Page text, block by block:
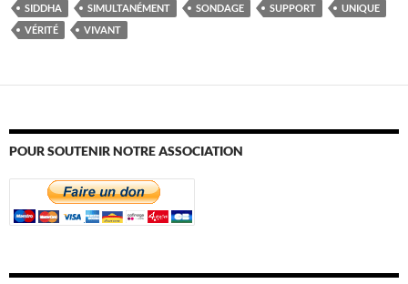
SIDDHA
SIMULTANÉMENT SONDAGE SUPPORT
UNIQUE
VÉRITÉ
VIVANT
POUR SOUTENIR NOTRE ASSOCIATION